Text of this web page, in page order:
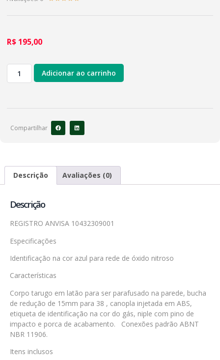
R$ 195,00
Adicionar ao carrinho
Compartilhar
Descrição Avaliações (0)
Descrição
REGISTRO ANVISA 10432309001
Especificações
Identificação na cor azul para rede de óxido nitroso
Características
Corpo tarugo em latão para ser parafusado na parede, bucha
de redução de 15mm para 38 , canopla injetada em ABS,
etiqueta de identificação na cor do gás, niple com pino de
impacto e porca de acabamento. Conexões padrão ABNT
NBR 11906.
Itens inclusos